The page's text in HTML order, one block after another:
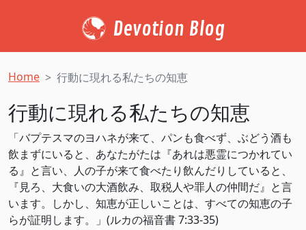
Devotion Blog
Home 行動に現れる私たちの知恵
行動に現れる私たちの知恵
「バプテスマのヨハネが来て、パンも食べず、ぶどう酒も
飲まずにいると、あなたがたは『あれは悪霊につかれてい
る』と言い、人の子が来て食べたり飲んだりしていると、
『見ろ、大食いの大酒飲み、取税人や罪人の仲間だ』と言
います。しかし、知恵が正しいことは、すべての知恵の子
らが証明します。」(ルカの福音書 7:33-35)